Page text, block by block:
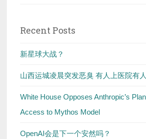
Recent Posts
新星球大战？
山西运城凌晨突发恶臭 有人上医院有
White House Opposes Anthropic’s
Access to Mythos Model
OpenAI会是下一个安然吗？